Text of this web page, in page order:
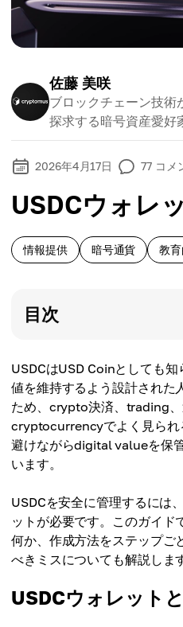
佐藤 美咲
ブロックチェーン技術
探求する暗号資産愛好
2026年4月17日 77 コメ
USDCウォレ
情報提供 暗号通貨 教
目次
USDCはUSD Coinとしても
値を維持するよう設計され
ため、crypto決済、trading
cryptocurrencyでよく見ら
避けながらdigital valueを保
います。
USDCを安全に管理するには
ットが必要です。このガイド
何か、作成方法をステップご
べきミスについても解説しま
USDCウォレット